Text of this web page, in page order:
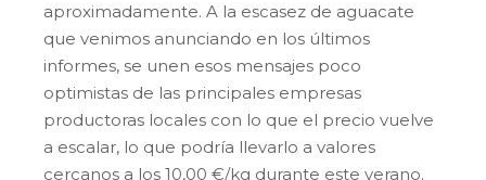
aproximadamente. A la escasez de aguacate
que venimos anunciando en los últimos
informes, se unen esos mensajes poco
optimistas de las principales empresas
productoras locales con lo que el precio vuelve
a escalar, lo que podría llevarlo a valores
cercanos a los 10,00 €/kg durante este verano.